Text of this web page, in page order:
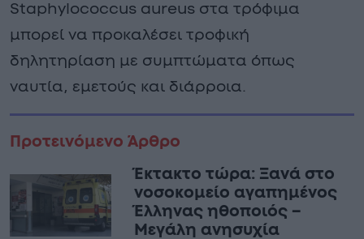
Staphylococcus aureus στα τρόφιμα
μπορεί να προκαλέσει τροφική
δηλητηρίαση με συμπτώματα όπως
ναυτία, εμετούς και διάρροια.
Προτεινόμενο Άρθρο
Έκτακτο τώρα: Ξανά στο
νοσοκομείο αγαπημένος
Έλληνας ηθοποιός –
Μεγάλη ανησυχία